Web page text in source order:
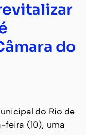
do
do Rio de
feira (10), uma